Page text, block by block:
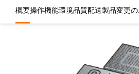
概要操作機能環境品質配送製品変更